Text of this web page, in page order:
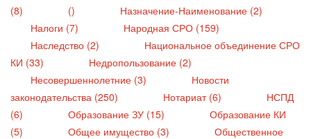
(8)
()
Назначение-Наименование (2)
Налоги (7)
Народная СРО (159)
Наследство (2)
Национальное объединение СРО
КИ (33)
Недропользование (2)
Несовершеннолетние (3)
Новости
законодательства (250)
Нотариат (6)
НСПД
(6)
Образование ЗУ (15)
Образование КИ
(5)
Общее имущество (3)
Общественное